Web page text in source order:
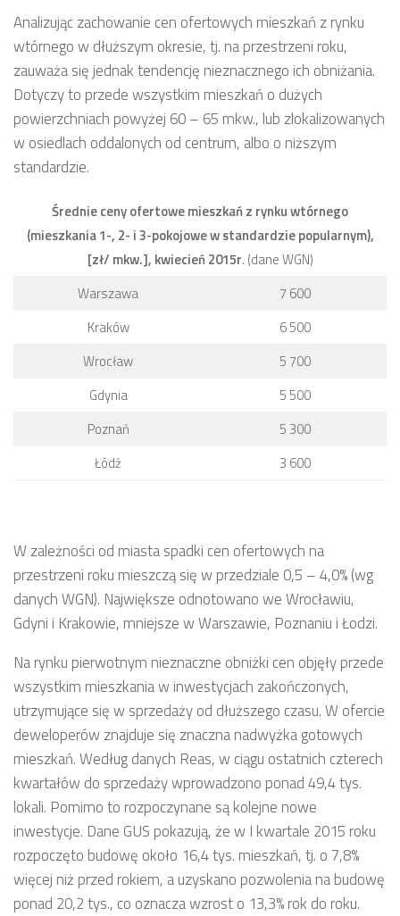
Analizując zachowanie cen ofertowych mieszkań z rynku
wtórnego w dłuższym okresie, tj. na przestrzeni roku,
zauważa się jednak tendencję nieznacznego ich obniżania.
Dotyczy to przede wszystkim mieszkań o dużych
powierzchniach powyżej 60 – 65 mkw., lub zlokalizowanych
w osiedlach oddalonych od centrum, albo o niższym
standardzie.
Średnie ceny ofertowe mieszkań z rynku wtórnego
(mieszkania 1-, 2- i 3-pokojowe w standardzie popularnym),
[zł/ mkw.], kwiecień 2015r. (dane WGN)
Warszawa
7 600
Kraków
6 500
Wrocław
5 700
Gdynia
5 500
Poznań
5 300
Łódź
3 600
W zależności od miasta spadki cen ofertowych na
przestrzeni roku mieszczą się w przedziale 0,5 – 4,0% (wg
danych WGN). Największe odnotowano we Wrocławiu,
Gdyni i Krakowie, mniejsze w Warszawie, Poznaniu i Łodzi.
Na rynku pierwotnym nieznaczne obniżki cen objęły przede
wszystkim mieszkania w inwestycjach zakończonych,
utrzymujące się w sprzedaży od dłuższego czasu. W ofercie
deweloperów znajduje się znaczna nadwyżka gotowych
mieszkań. Według danych Reas, w ciągu ostatnich czterech
kwartałów do sprzedaży wprowadzono ponad 49,4 tys.
lokali. Pomimo to rozpoczynane są kolejne nowe
inwestycje. Dane GUS pokazują, że w I kwartale 2015 roku
rozpoczęto budowę około 16,4 tys. mieszkań, tj. o 7,8%
więcej niż przed rokiem, a uzyskano pozwolenia na budowę
ponad 20,2 tys., co oznacza wzrost o 13,3% rok do roku.